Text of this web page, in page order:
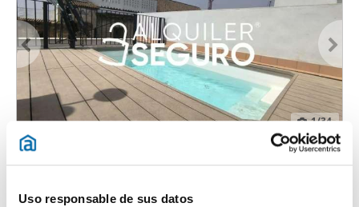
Uso responsable de sus datos
1/34
2,100€
Casco Antiguo, San Lorenzo, Sevilla
Máx. 10km